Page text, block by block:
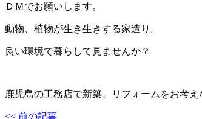
ＤＭでお願いします。
動物、植物が生き生きする家造り。
良い環境で暮らして見ませんか？
鹿児島の工務店で新築、リフォームをお考
<< 前の記事